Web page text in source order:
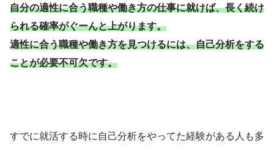
自分の適性に合う職種や働き方の仕事に就けば、長く続け
られる確率がぐーんと上がります。
適性に合う職種や働き方を見つけるには、自己分析をする
ことが必要不可欠です。
すでに就活する時に自己分析をやってた経験がある人も多